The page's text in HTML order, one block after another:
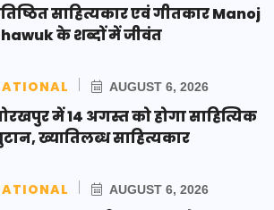
साहित्यकार एवं गीतकार Manoj
के शब्दों में जीवंत
AUGUST 6, 2026
में 14 अगस्त को होगा साहित्यिक
ख्यातिलब्ध साहित्यकार
AUGUST 6, 2026